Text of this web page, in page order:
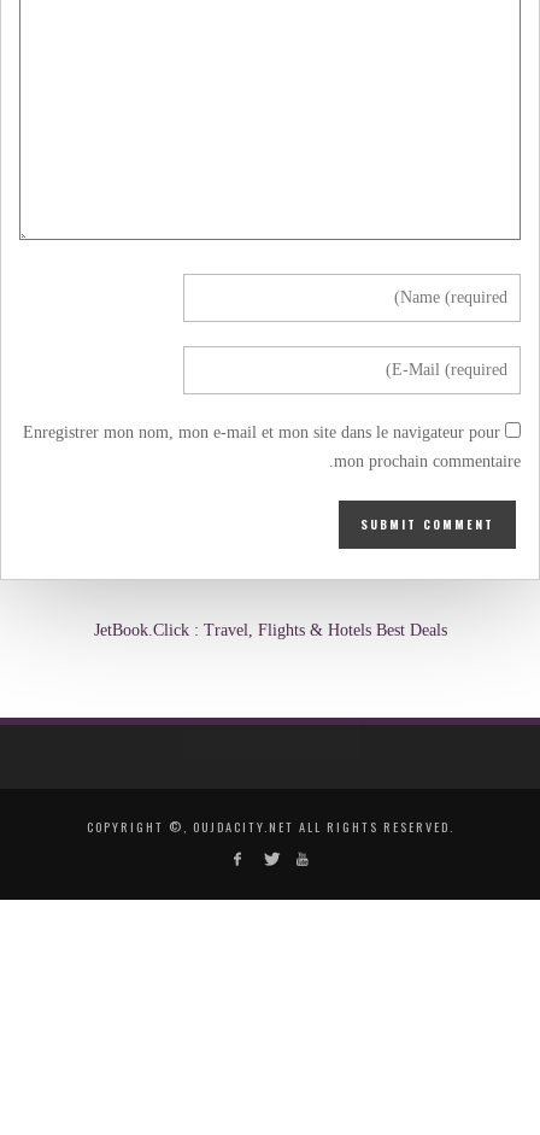
Enregistrer mon nom, mon e-mail et mon site dans le navigateur pour
mon prochain commentaire.
JetBook.Click : Travel, Flights & Hotels Best Deals
COPYRIGHT ©, OUJDACITY.NET ALL RIGHTS RESERVED.